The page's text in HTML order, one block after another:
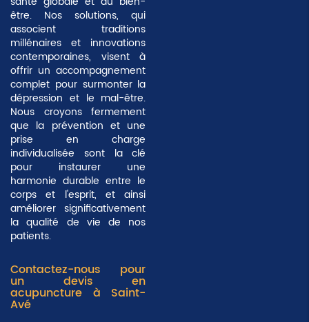
être. Nos solutions, qui
associent traditions
millénaires et innovations
contemporaines, visent à
offrir un accompagnement
complet pour surmonter la
dépression et le mal-être.
Nous croyons fermement
que la prévention et une
prise en charge
individualisée sont la clé
pour instaurer une
harmonie durable entre le
corps et l'esprit, et ainsi
améliorer significativement
la qualité de vie de nos
patients.
Contactez-nous pour
un devis en
acupuncture à Saint-
Avé